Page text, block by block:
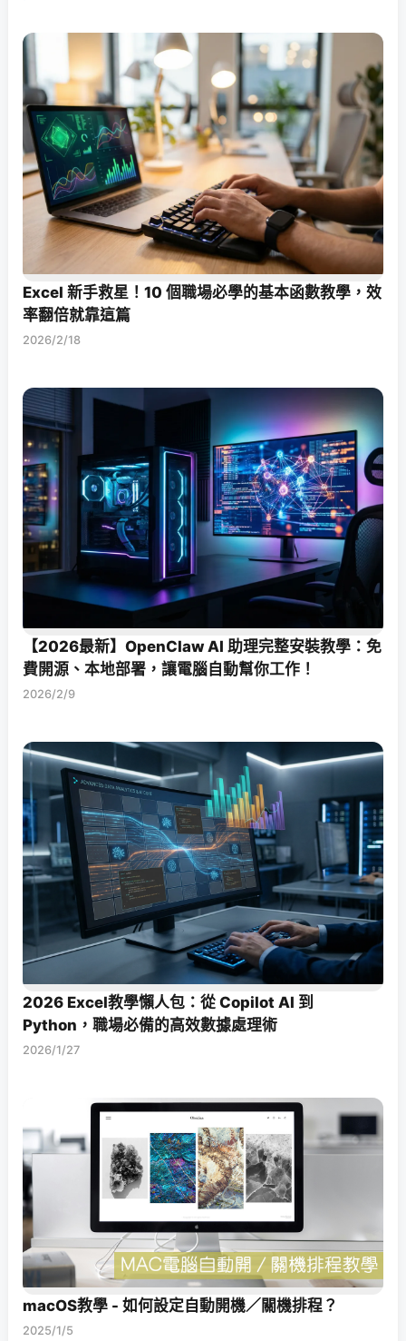
Excel 新手救星！10 個職場必學的基本函數教學，效
率翻倍就靠這篇
2026/2/18
【2026最新】OpenClaw AI 助理完整安裝教學：免
費開源、本地部署，讓電腦自動幫你工作！
2026/2/9
2026 Excel教學懶人包：從 Copilot AI 到
Python，職場必備的高效數據處理術
2026/1/27
macOS教學 - 如何設定自動開機／關機排程？
2025/1/5